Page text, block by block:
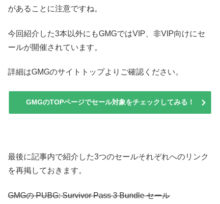
があることに注意ですね。
今回紹介した3本以外にもGMGではVIP、非VIP向けにセ
ールが開催されています。
詳細はGMGのサイトトップよりご確認ください。
GMGのTOPページでセール対象をチェックしてみる！
最後に記事内で紹介した3つのセールそれぞれへのリンク
を再掲しておきます。
GMGの PUBG: Survivor Pass 3 Bundle セール